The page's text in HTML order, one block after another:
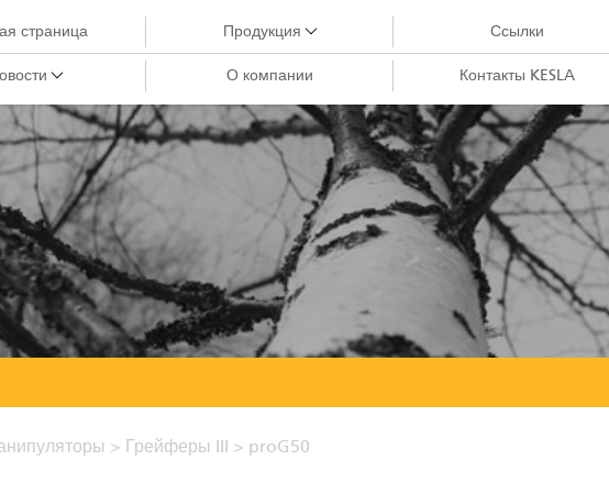
страница Продукция
Краны City
Грейферы III
Краны-манипуляторы для лесозаготовки
Харвестерные головки
Грейферы II
Процессоры циклической подачи
Прицепы
Ссылки
О компании Контакты KESLA
> Грейферы III > proG50